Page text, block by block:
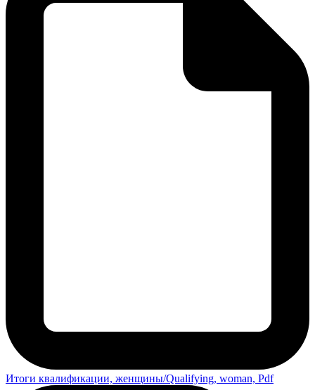
Итоги квалификации, женщины/Qualifying, woman, Pdf